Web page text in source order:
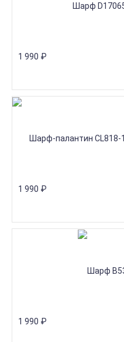
1 990 ₽
1 990 ₽
1 990 ₽